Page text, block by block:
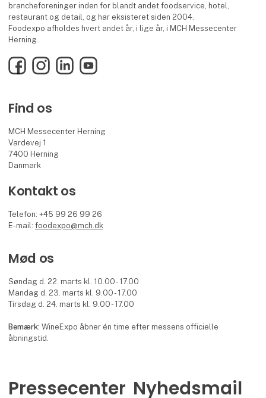
brancheforeninger inden for blandt andet foodservice, hotel,
restaurant og detail, og har eksisteret siden 2004.
Foodexpo afholdes hvert andet år, i lige år, i MCH Messecenter
Herning.
FacebookInstagramLinkedInYouTube
Find os
MCH Messecenter Herning
Vardevej 1
7400 Herning
Danmark
Kontakt os
Telefon: +45 99 26 99 26
E-mail:foodexpo@mch.dk
Mød os
Søndag d. 22. marts kl. 10.00 - 17.00
Mandag d. 23. marts kl. 9.00 - 17.00
Tirsdag d. 24. marts kl. 9.00 - 17.00
Bemærk:WineExpo åbner én time efter messens officielle
åbningstid.
Pressecenter Nyhedsmail